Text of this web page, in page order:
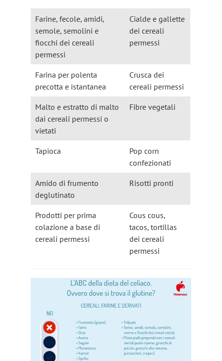
Farine, fecole, amidi,
semole, semolini e
fiocchi dei cereali
permessi
Cialde e gallette
dei cereali
permessi
Farina per polenta
precotta e istantanea
Crusca dei
cereali permessi
Malto e estratto di malto
dai cereali permessi o
vietati
Fibre vegetali
Tapioca
Pop corn
confezionati
Amido di frumento
deglutinato
Risotti pronti
Prodotti per prima
colazione a base di
cereali permessi
Cous cous,
tacos, tortillas
dei cereali
permessi